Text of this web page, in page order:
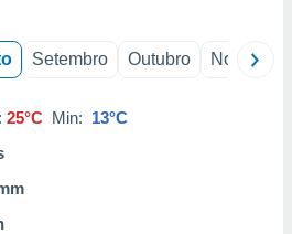
Setembro Outubro Novembro
25°C Min: 13°C